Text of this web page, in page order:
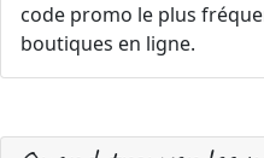
code promo le plus
boutiques en ligne.